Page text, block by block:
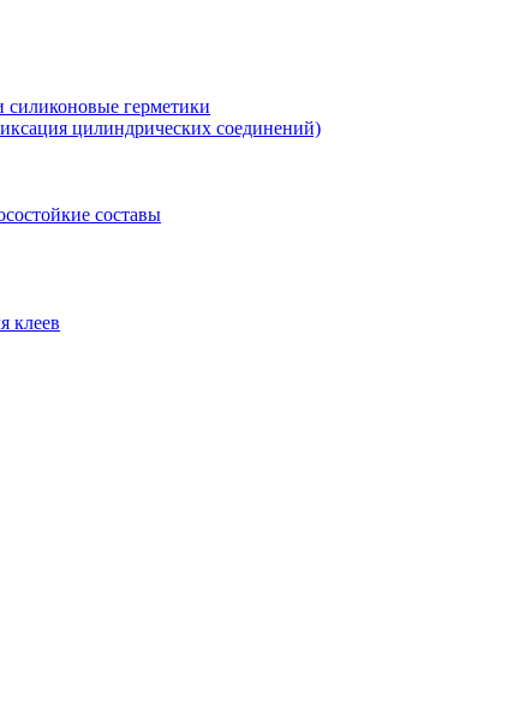
силиконовые герметики
цилиндрических соединений)
составы
клеев